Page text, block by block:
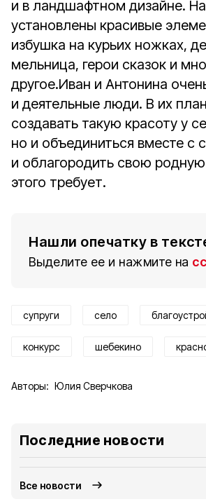
и в ландшафтном дизайне.
установлены красивые
избушка на курьих ножках,
мельница, герои сказок и
другое.Иван и Антонина
и деятельные люди. В их
создавать такую красоту у
но и объединиться вместе с
и облагородить свою
этого требует.
Нашли опечатку в
Выделите ее и нажмите на
супруги село
конкурс шебекино
Авторы: Юлия Сверчкова
Последние новости
Все новости